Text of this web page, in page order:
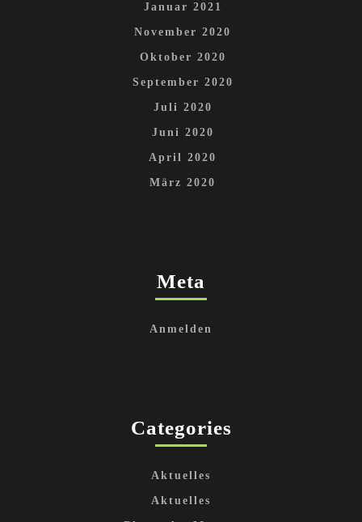
Januar 2021
November 2020
Oktober 2020
September 2020
Juli 2020
Juni 2020
April 2020
März 2020
Meta
Anmelden
Categories
Aktuelles
Aktuelles